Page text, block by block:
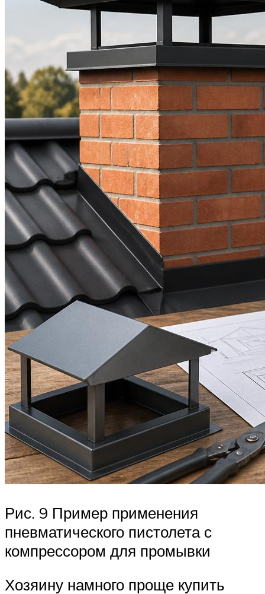
Рис. 9 Пример применения
пневматического пистолета с
компрессором для промывки
Хозяину намного проще купить